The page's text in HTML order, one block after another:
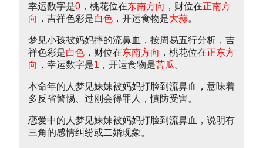
幸运数字是0 ，桃花位在东南方向 ，财位在正南方
向 ，吉祥色彩是白色 ，开运食物是大蒜。
梦见小孩被妈妈摔的流鼻血，按周易五行分析，吉
祥色彩是白色 ，财位在东南方向 ，桃花位在正东方
向 ，幸运数字是1 ，开运食物是苦瓜 。
本命年的人梦见妹妹被妈妈打脸到流鼻血，意味着
多反省警惕、过刚会得罪人，慎防受害。
恋爱中的人梦见妹妹被妈妈打脸到流鼻血，说明有
三角的感情纠纷或二婚现象。